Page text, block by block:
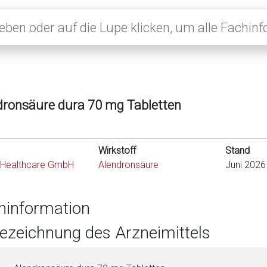
dura 70 mg Tabletten
GmbH
Wirkstoff
Alendronsäure
Stand
Juni 2026
des Arzneimittels